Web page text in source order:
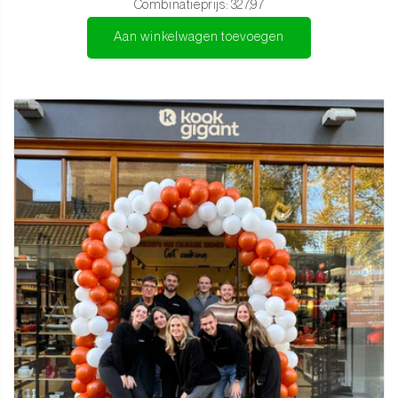
Een cadeau waar je elke dag plezier van hebt
Deze luxe 2-delige set is perfect voor elke groenteliefhebber of als
Bestel vandaag nog de Shinrai Knives - Takumi Kaza 2-delige set
en breng perfectie in je keuken.
Combinatieprijs: 327,97
Aan winkelwagen toevoegen